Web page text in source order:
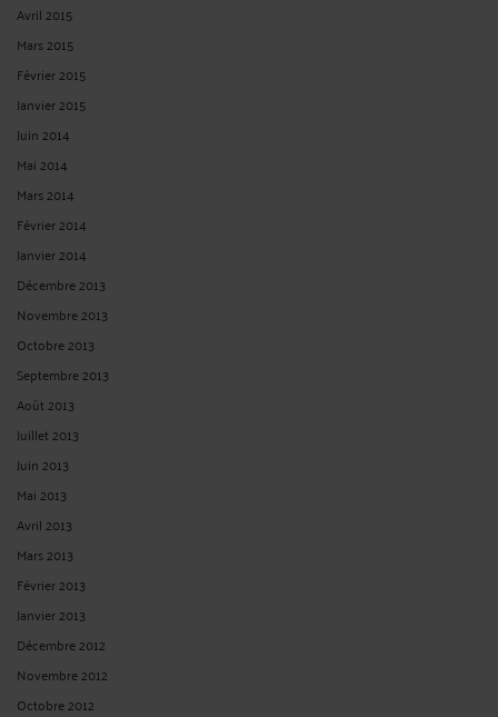
Avril 2015
Mars 2015
Février 2015
Janvier 2015
Juin 2014
Mai 2014
Mars 2014
Février 2014
Janvier 2014
Décembre 2013
Novembre 2013
Octobre 2013
Septembre 2013
Août 2013
Juillet 2013
Juin 2013
Mai 2013
Avril 2013
Mars 2013
Février 2013
Janvier 2013
Décembre 2012
Novembre 2012
Octobre 2012